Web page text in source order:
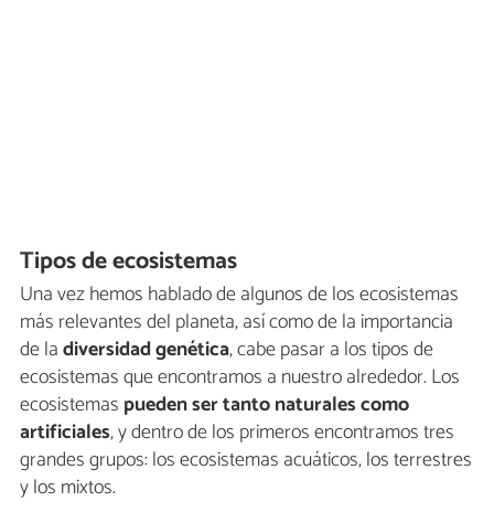
Tipos de ecosistemas
Una vez hemos hablado de algunos de los ecosistemas
más relevantes del planeta, así como de la importancia
de ladiversidad genética, cabe pasar a los tipos de
ecosistemas que encontramos a nuestro alrededor. Los
ecosistemas pueden ser tanto naturales como
artificiales, y dentro de los primeros encontramos tres
grandes grupos: los ecosistemas acuáticos, los terrestres
y los mixtos.